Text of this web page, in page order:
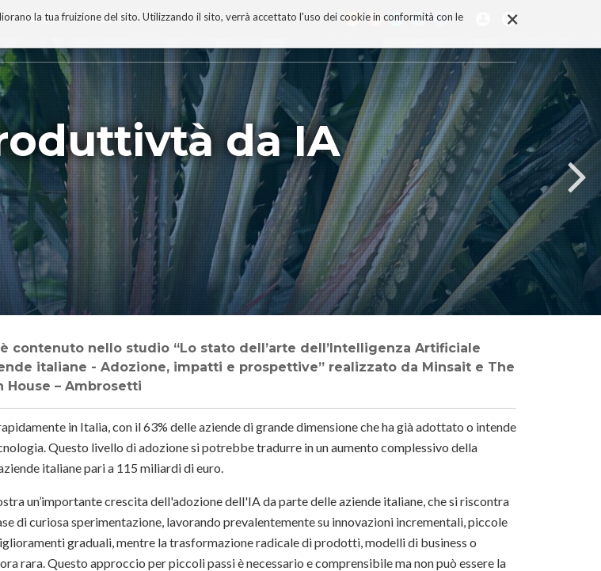
×
la tua fruizione del sito. Utilizzando il sito, verrà accettato l'uso dei cookie in conformità con le
I MIEI LIBRI PROGETTO
da IA
italiane - Adozione, impatti e prospettive” realizzato da Minsait e The
House – Ambrosetti
in Italia, con il 63% delle aziende di grande dimensione che ha già adottato o intende
Questo livello di adozione si potrebbe tradurre in un aumento complessivo della
italiane pari a 115 miliardi di euro.
un’importante crescita dell'adozione dell'IA da parte delle aziende italiane, che si riscontra
di curiosa sperimentazione, lavorando prevalentemente su innovazioni incrementali, piccole
graduali, mentre la trasformazione radicale di prodotti, modelli di business o
rara. Questo approccio per piccoli passi è necessario e comprensibile ma non può essere la